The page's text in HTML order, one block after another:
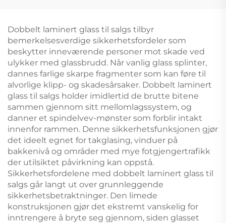
Dobbelt laminert glass til salgs tilbyr
bemerkelsesverdige sikkerhetsfordeler som
beskytter inneværende personer mot skade ved
ulykker med glassbrudd. Når vanlig glass splinter,
dannes farlige skarpe fragmenter som kan føre til
alvorlige klipp- og skadesårsaker. Dobbelt laminert
glass til salgs holder imidlertid de brutte bitene
sammen gjennom sitt mellomlagssystem, og
danner et spindelvev-mønster som forblir intakt
innenfor rammen. Denne sikkerhetsfunksjonen gjør
det ideelt egnet for takglasing, vinduer på
bakkenivå og områder med mye fotgjengertrafikk
der utilsiktet påvirkning kan oppstå.
Sikkerhetsfordelene med dobbelt laminert glass til
salgs går langt ut over grunnleggende
sikkerhetsbetraktninger. Den limede
konstruksjonen gjør det ekstremt vanskelig for
inntrengere å bryte seg gjennom, siden glasset